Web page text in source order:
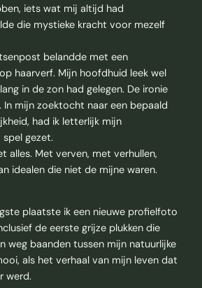
iets wat mij altijd had
die mystieke kracht voor mezelf
belandde met een
haarverf. Mijn hoofdhuid leek wel
in de zon had gelegen. De ironie
In mijn zoektocht naar een bepaald
had ik letterlijk mijn
gezet.
alles. Met verven, met verhullen,
idealen die niet de mijne waren.
plaatste ik een nieuwe profielfoto
de eerste grijze plukken die
weg baanden tussen mijn natuurlijke
als het verhaal van mijn leven dat
werd.